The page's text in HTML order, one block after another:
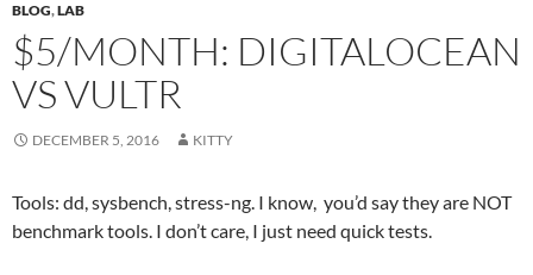
BLOG,LAB
$5/MONTH: DIGITALOCEAN
VS VULTR
DECEMBER 5, 2016 KITTY
Tools: dd, sysbench, stress-ng. I know, you’d say they are NOT
benchmark tools. I don’t care, I just need quick tests.